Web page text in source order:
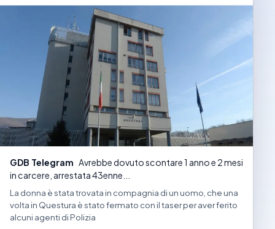
GDB Telegram Avrebbe dovuto scontare 1 anno e 2 mesi
in carcere, arrestata 43enne...
La donna è stata trovata in compagnia di un uomo, che una
volta in Questura è stato fermato con il taser per aver ferito
alcuni agenti di Polizia